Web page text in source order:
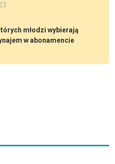
młodzi wybierają
w abonamencie